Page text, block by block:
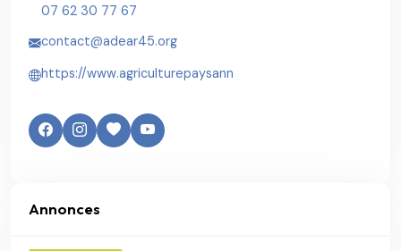
07 62 30 77 67
contact@adear45.org
https://www.agriculturepaysann
Annonces